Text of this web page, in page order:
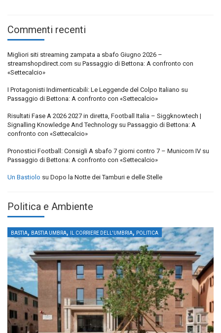
Commenti recenti
Migliori siti streaming zampata a sbafo Giugno 2026 –
streamshopdirect.com su Passaggio di Bettona: A confronto con
«Settecalcio»
I Protagonisti Indimenticabili: Le Leggende del Colpo Italiano su
Passaggio di Bettona: A confronto con «Settecalcio»
Risultati Fase A 2026 2027 in diretta, Football Italia – Siggknowtech |
Signalling Knowledge And Technology su Passaggio di Bettona: A
confronto con «Settecalcio»
Pronostici Football: Consigli A sbafo 7 giorni contro 7 – Municorn IV su
Passaggio di Bettona: A confronto con «Settecalcio»
Un Bastiolo su Dopo la Notte dei Tamburi e delle Stelle
Politica e Ambiente
BASTIA, BASTIA UMBRA, IL CORRIERE DELL'UMBRIA, POLITICA